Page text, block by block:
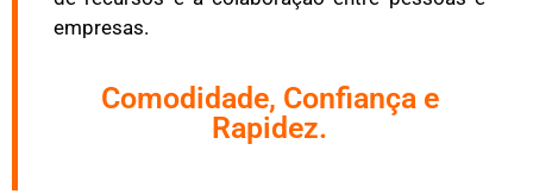
empresas.
Comodidade, Confiança e
Rapidez.